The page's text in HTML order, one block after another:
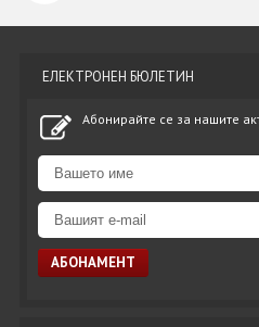
ЕЛЕКТРОНЕН БЮЛЕТИН
Абонирайте се за нашите